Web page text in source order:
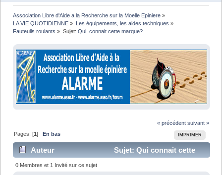
Association Libre d'Aide a la Recherche sur la Moelle Epiniere »
LA VIE QUOTIDIENNE » Les équipements, les aides techniques »
Fauteuils roulants » Sujet: Qui  connait cette marque?
« précédent suivant »
IMPRIMER
Pages: [1] En bas
Auteur
Sujet: Qui connait cette
marque? (Lu 13466 fois)
0 Membres et 1 Invité sur ce sujet